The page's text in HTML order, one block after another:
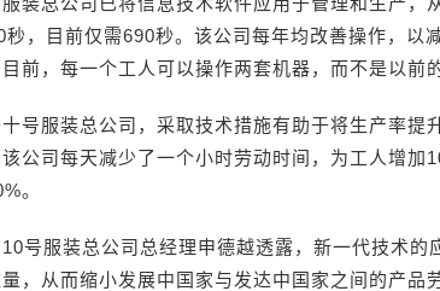
秒，目前仅需690秒。该公司每年均改善操作，以
前，每一个工人可以操作两套机器，而不是以前
号服装总公司，采取技术措施有助于将生产率提
公司每天减少了一个小时劳动时间，为工人增加
。
号服装总公司总经理申德越透露，新一代技术的
量，从而缩小发展中国家与发达中国家之间的产品